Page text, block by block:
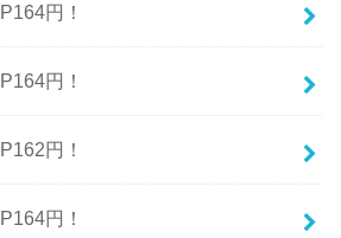
円！
円！
円！
円！